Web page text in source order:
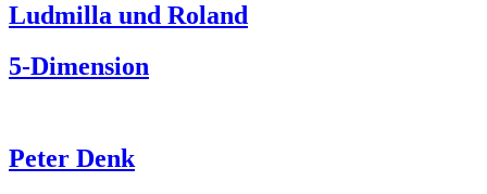
Ludmilla und Roland
5-Dimension
Peter Denk